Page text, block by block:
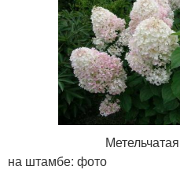
Метельчатая
на штамбе: фото